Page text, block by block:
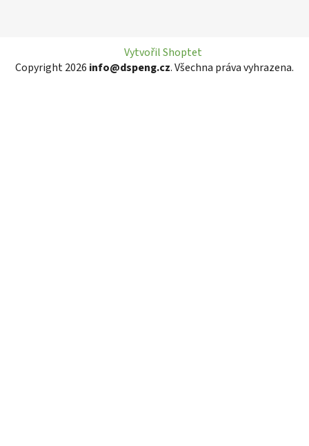
Vytvořil Shoptet
Copyright 2026 info@dspeng.cz. Všechna práva vyhrazena.